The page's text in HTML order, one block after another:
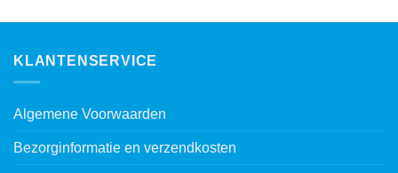
KLANTENSERVICE
Algemene Voorwaarden
Bezorginformatie en verzendkosten